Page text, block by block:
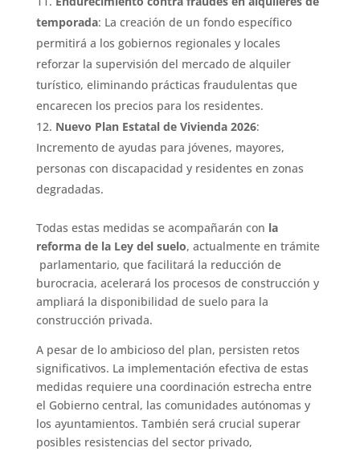
temporada: La creación de un fondo específico
permitirá a los gobiernos regionales y locales
reforzar la supervisión del mercado de alquiler
turístico, eliminando prácticas fraudulentas que
encarecen los precios para los residentes.
Nuevo Plan Estatal de Vivienda 2026:
Incremento de ayudas para jóvenes, mayores,
personas con discapacidad y residentes en zonas
degradadas.
Todas estas medidas se acompañarán con la
reforma de la Ley del suelo, actualmente en trámite
parlamentario, que facilitará la reducción de
burocracia, acelerará los procesos de construcción y
ampliará la disponibilidad de suelo para la
construcción privada.
A pesar de lo ambicioso del plan, persisten retos
significativos. La implementación efectiva de estas
medidas requiere una coordinación estrecha entre
el Gobierno central, las comunidades autónomas y
los ayuntamientos. También será crucial superar
posibles resistencias del sector privado,